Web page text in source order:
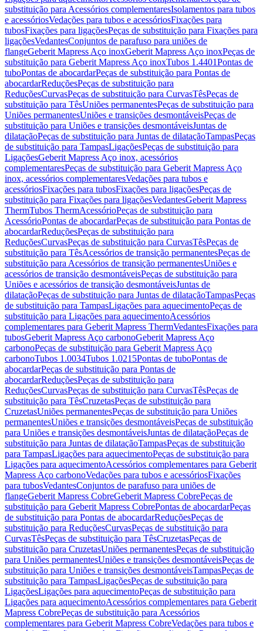
substituição para Acessórios complementaresIsolamentos para tubos
e acessóriosVedações para tubos e acessóriosFixações para
tubosFixações para ligaçõesPeças de substituição para Fixações para
ligaçõesVedantesConjuntos de parafuso para uniões de
flangeGeberit Mapress Aço inoxGeberit Mapress Aço inoxPeças de
substituição para Geberit Mapress Aço inoxTubos 1.4401Pontas de
tuboPontas de abocardarPeças de substituição para Pontas de
abocardarReduçõesPeças de substituição para
ReduçõesCurvasPeças de substituição para CurvasTêsPeças de
substituição para TêsUniões permanentesPeças de substituição para
Uniões permanentesUniões e transições desmontáveisPeças de
substituição para Uniões e transições desmontáveisJuntas de
dilataçãoPeças de substituição para Juntas de dilataçãoTampasPeças
de substituição para TampasLigaçõesPeças de substituição para
LigaçõesGeberit Mapress Aço inox, acessórios
complementaresPeças de substituição para Geberit Mapress Aço
inox, acessórios complementaresVedações para tubos e
acessóriosFixações para tubosFixações para ligaçõesPeças de
substituição para Fixações para ligaçõesVedantesGeberit Mapress
ThermTubos ThermAcessórioPeças de substituição para
AcessórioPontas de abocardarPeças de substituição para Pontas de
abocardarReduçõesPeças de substituição para
ReduçõesCurvasPeças de substituição para CurvasTêsPeças de
substituição para TêsAcessórios de transição permanentesPeças de
substituição para Acessórios de transição permanentesUniões e
acessórios de transição desmontáveisPeças de substituição para
Uniões e acessórios de transição desmontáveisJuntas de
dilataçãoPeças de substituição para Juntas de dilataçãoTampasPeças
de substituição para TampasLigações para aquecimentoPeças de
substituição para Ligações para aquecimentoAcessórios
complementares para Geberit Mapress ThermVedantesFixações para
tubosGeberit Mapress Aço carbonoGeberit Mapress Aço
carbonoPeças de substituição para Geberit Mapress Aço
carbonoTubos 1.0034Tubos 1.0215Pontas de tuboPontas de
abocardarPeças de substituição para Pontas de
abocardarReduçõesPeças de substituição para
ReduçõesCurvasPeças de substituição para CurvasTêsPeças de
substituição para TêsCruzetasPeças de substituição para
CruzetasUniões permanentesPeças de substituição para Uniões
permanentesUniões e transições desmontáveisPeças de substituição
para Uniões e transições desmontáveisJuntas de dilataçãoPeças de
substituição para Juntas de dilataçãoTampasPeças de substituição
para TampasLigações para aquecimentoPeças de substituição para
Ligações para aquecimentoAcessórios complementares para Geberit
Mapress Aço carbonoVedações para tubos e acessóriosFixações
para tubosVedantesConjuntos de parafuso para uniões de
flangeGeberit Mapress CobreGeberit Mapress CobrePeças de
substituição para Geberit Mapress CobrePontas de abocardarPeças
de substituição para Pontas de abocardarReduçõesPeças de
substituição para ReduçõesCurvasPeças de substituição para
CurvasTêsPeças de substituição para TêsCruzetasPeças de
substituição para CruzetasUniões permanentesPeças de substituição
para Uniões permanentesUniões e transições desmontáveisPeças de
substituição para Uniões e transições desmontáveisTampasPeças de
substituição para TampasLigaçõesPeças de substituição para
LigaçõesLigações para aquecimentoPeças de substituição para
Ligações para aquecimentoAcessórios complementares para Geberit
Mapress CobrePeças de substituição para Acessórios
complementares para Geberit Mapress CobreVedações para tubos e